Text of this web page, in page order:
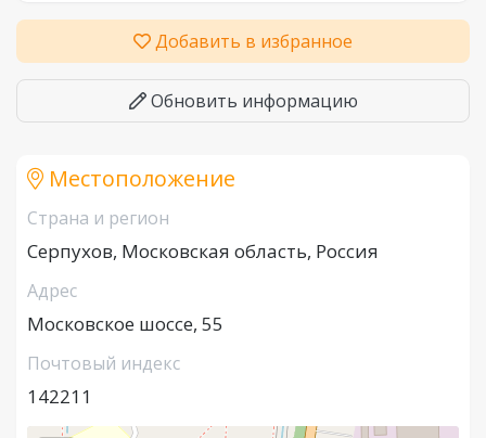
Добавить в избранное
Обновить информацию
Местоположение
Страна и регион
Серпухов, Московская область, Россия
Адрес
Московское шоссе, 55
Почтовый индекс
142211